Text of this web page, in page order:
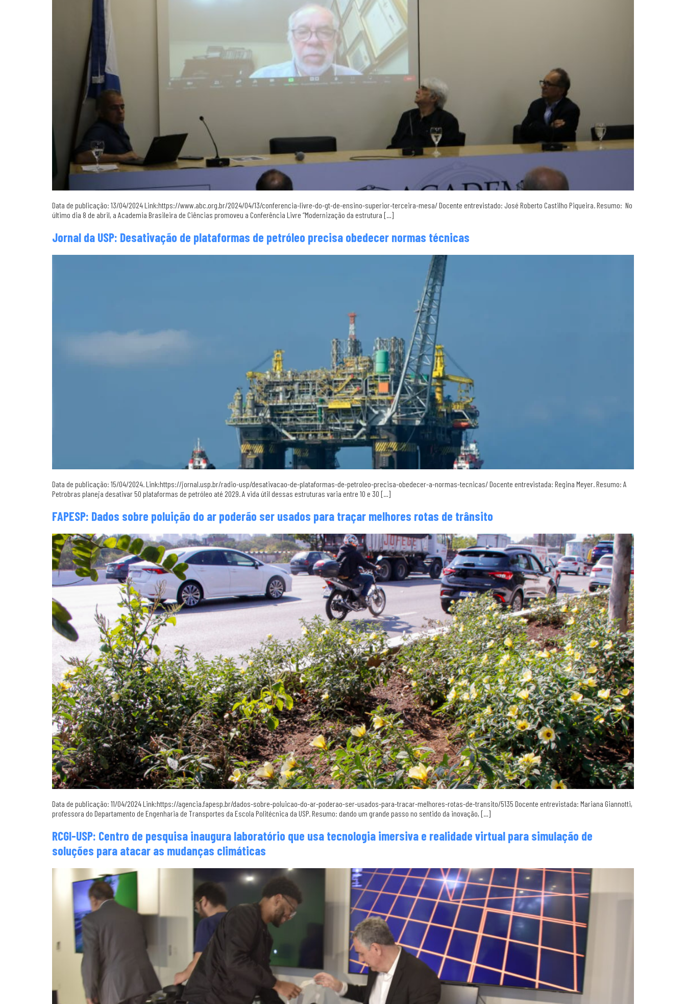
Data de publicação: 13/04/2024 Link:https://www.abc.org.br/2024/04/13/conferencia-livre-do-gt-de-ensino-superior-terceira-mesa/ Docente entrevistado: José Roberto Castilho Piqueira. Resumo: No
último dia 8 de abril, a Academia Brasileira de Ciências promoveu a Conferência Livre “Modernização da estrutura […]
Jornal da USP: Desativação de plataformas de petróleo precisa obedecer normas técnicas
Data de publicação: 15/04/2024. Link:https://jornal.usp.br/radio-usp/desativacao-de-plataformas-de-petroleo-precisa-obedecer-a-normas-tecnicas/ Docente entrevistada: Regina Meyer. Resumo: A
Petrobras planeja desativar 50 plataformas de petróleo até 2029. A vida útil dessas estruturas varia entre 10 e 30 […]
FAPESP: Dados sobre poluição do ar poderão ser usados para traçar melhores rotas de trânsito
Data de publicação: 11/04/2024 Link:https://agencia.fapesp.br/dados-sobre-poluicao-do-ar-poderao-ser-usados-para-tracar-melhores-rotas-de-transito/5135 Docente entrevistada: Mariana Giannotti,
professora do Departamento de Engenharia de Transportes da Escola Politécnica da USP. Resumo: dando um grande passo no sentido da inovação, […]
RCGI-USP: Centro de pesquisa inaugura laboratório que usa tecnologia imersiva e realidade virtual para simulação de
soluções para atacar as mudanças climáticas